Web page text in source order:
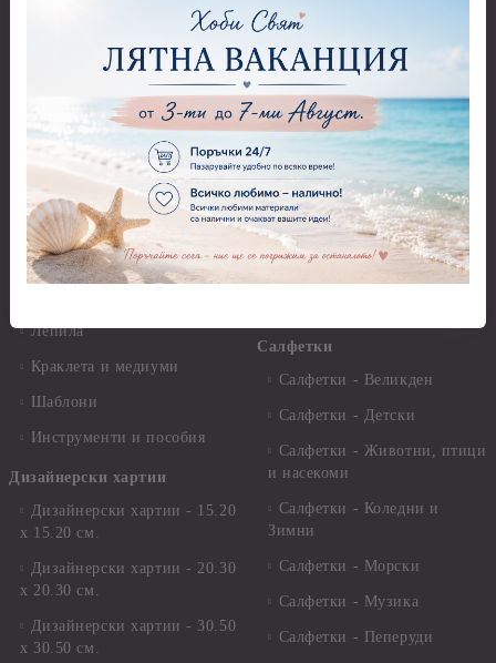
хартия Stamperia - 21 х
Декупажна хартия - Други
Антични пасти
Вакс пасти
Грунд, Основи, Релефни
пасти
Варак, Шлак метал, Фолио,
Пантна
Лепила
Краклета и медиуми
Шаблони
Инструменти и пособия
Дизайнерски хартии
Дизайнерски хартии - 15.20
х 15.20 см.
Дизайнерски хартии - 20.30
х 20.30 см.
Дизайнерски хартии - 30.50
х 30.50 см.
Рисуване
Грунд и почистващи
разтвори
Платна за рисуване
Стативи и поставки
Четки и инструменти
Моливи, акварелни
комплекти
Салфетки
Салфетки - Великден
Салфетки - Детски
Салфетки - Животни, птици
и насекоми
Салфетки - Коледни и
Зимни
Салфетки - Морски
Салфетки - Музика
Салфетки - Пеперуди